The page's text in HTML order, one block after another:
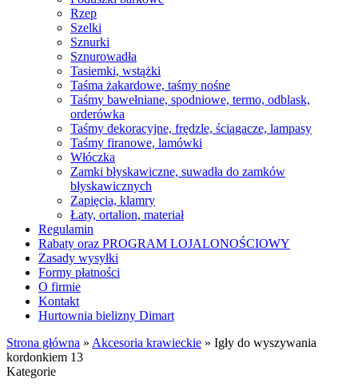
Rzep
Szelki
Sznurki
Sznurowadła
Tasiemki, wstążki
Taśma żakardowe, taśmy nośne
Taśmy bawełniane, spodniowe, termo, odblask,
orderówka
Taśmy dekoracyjne, frędzle, ściągacze, lampasy
Taśmy firanowe, lamówki
Włóczka
Zamki błyskawiczne, suwadła do zamków
błyskawicznych
Zapięcia, klamry
Łaty, ortalion, materiał
Regulamin
Rabaty oraz PROGRAM LOJALONOŚCIOWY
Zasady wysyłki
Formy płatności
O firmie
Kontakt
Hurtownia bielizny Dimart
Strona główna » Akcesoria krawieckie » Igły do wyszywania
kordonkiem 13
Kategorie